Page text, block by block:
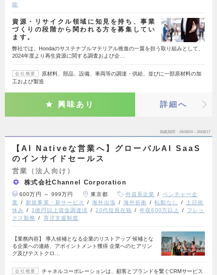
能
資源・リサイクル領域に知見を持ち、事業
づくりの段階から関われる方を募集してい
ます。
弊社では、Hondaのサステナブルマテリアル推進の一翼を担う取り組みとして、
2024年度より再生資源に関する調査および企…
会社概要
原材料、部品、設備、車両等の調達・供給、並びに一部原材料の加
工および製造
興味あり 詳細へ
掲載期間 26/08/04～26/08/17
【AI Nativeな営業へ】グローバルAI SaaS
のインサイドセールス
営業（法人向け）
株式会社Channel Corporation
600万円 ～ 999万円 東京都 外資系企業
ベンチャー企
業
新規事業・新サービス 海外出張 海外折衝 転勤なし
土日祝
休み
1億円以上資金調達済 20代役員在籍 年収600万以上
フレッ
クス勤務
育児支援制度
【業務内容】 導入候補となる企業のリストアップ 候補とな
る企業への連絡、アポイントメント獲得 企業へのヒアリン
グ及びテストクロ…
会社概要
チャネルコーポレーションは、顧客とブランドを繋ぐCRMサービス